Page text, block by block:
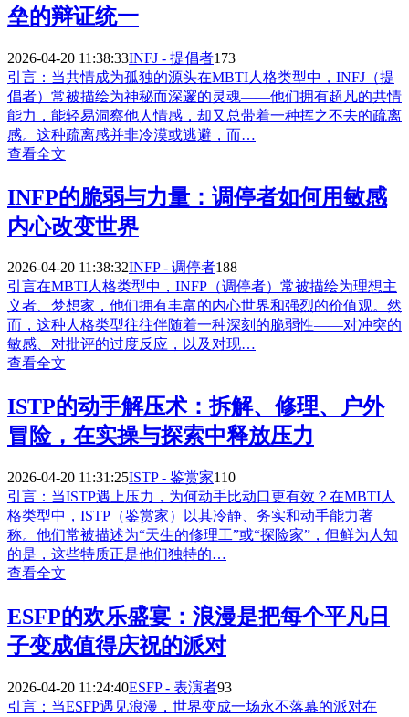
垒的辩证统一
2026-04-20 11:38:33INFJ - 提倡者173
引言：当共情成为孤独的源头在MBTI人格类型中，INFJ（提
倡者）常被描绘为神秘而深邃的灵魂——他们拥有超凡的共情
能力，能轻易洞察他人情感，却又总带着一种挥之不去的疏离
感。这种疏离感并非冷漠或逃避，而…
查看全文
INFP的脆弱与力量：调停者如何用敏感
内心改变世界
2026-04-20 11:38:32INFP - 调停者188
引言在MBTI人格类型中，INFP（调停者）常被描绘为理想主
义者、梦想家，他们拥有丰富的内心世界和强烈的价值观。然
而，这种人格类型往往伴随着一种深刻的脆弱性——对冲突的
敏感、对批评的过度反应，以及对现…
查看全文
ISTP的动手解压术：拆解、修理、户外
冒险，在实操与探索中释放压力
2026-04-20 11:31:25ISTP - 鉴赏家110
引言：当ISTP遇上压力，为何动手比动口更有效？在MBTI人
格类型中，ISTP（鉴赏家）以其冷静、务实和动手能力著
称。他们常被描述为“天生的修理工”或“探险家”，但鲜为人知
的是，这些特质正是他们独特的…
查看全文
ESFP的欢乐盛宴：浪漫是把每个平凡日
子变成值得庆祝的派对
2026-04-20 11:24:40ESFP - 表演者93
引言：当ESFP遇见浪漫，世界变成一场永不落幕的派对在